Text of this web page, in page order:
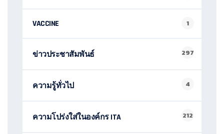
VACCINE 1
ข่าวประชาสัมพันธ์ 297
ความรู้ทั่วไป 4
ความโปร่งใส่ในองค์กร ITA 212